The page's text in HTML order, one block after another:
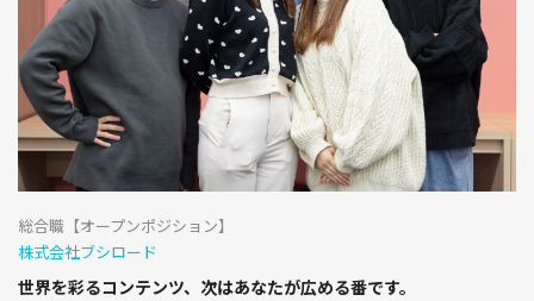
総合職【オープンポジション】
株式会社ブシロード
世界を彩るコンテンツ、次はあなたが広める番です。